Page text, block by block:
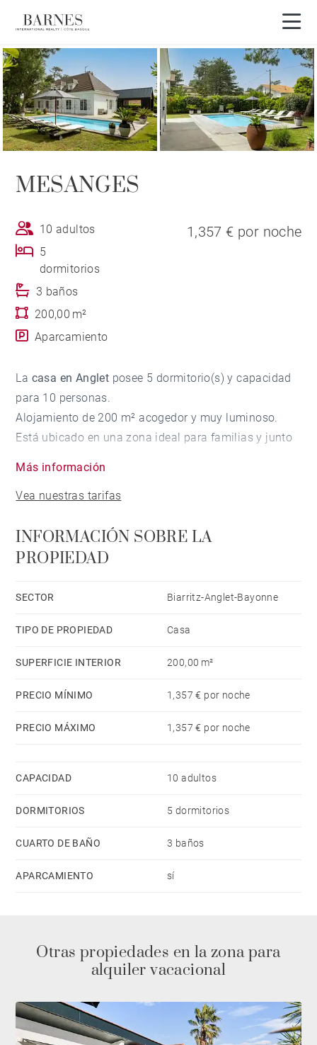
Visita en 3D
MESANGES
10 adultos
5
dormitorios
3 baños
200,00 m²
Aparcamiento
1,357 € por noche
La casa en Anglet posee 5 dormitorio(s) y capacidad
para 10 personas.
Alojamiento de 200 m² acogedor y muy luminoso.
Está ubicado en una zona ideal para familias y junto
acceso internet (wifi), secador, calefacción central,
mismo edificio, 4 Televisores.
La cocina americana, de gas, está equipada con
secadora, lavavajillas, vajilla/cubertería,
agua.
Más información
Vea nuestras tarifas
INFORMACIÓN SOBRE LA
PROPIEDAD
SECTOR Biarritz-Anglet-Bayonne
TIPO DE PROPIEDAD Casa
SUPERFICIE INTERIOR 200,00 m²
PRECIO MÍNIMO 1,357 € por noche
PRECIO MÁXIMO 1,357 € por noche
CAPACIDAD 10 adultos
DORMITORIOS 5 dormitorios
CUARTO DE BAÑO 3 baños
APARCAMIENTO sí
Otras propiedades en la zona para
alquiler vacacional